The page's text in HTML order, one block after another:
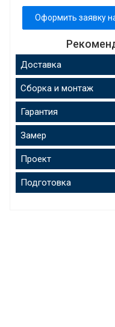
Оформить заявку
Доставка
Сборка и монтаж
Гарантия
Замер
Проект
Подготовка